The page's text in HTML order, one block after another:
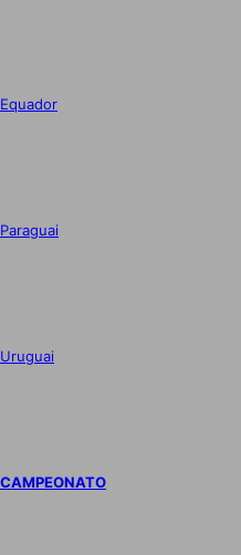
Equador
Paraguai
Uruguai
CAMPEONATO